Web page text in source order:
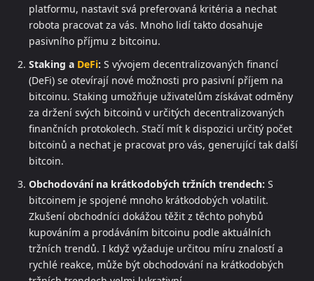
platformu, nastavit svá preferovaná kritéria a nechat
robota pracovat za vás. Mnoho lidí takto dosahuje
pasivního příjmu z bitcoinu.
Staking a DeFi: S vývojem decentralizovaných financí
(DeFi) se otevírají nové možnosti pro pasivní příjem na
bitcoinu. Staking umožňuje uživatelům získávat odměny
za držení svých bitcoinů v určitých decentralizovaných
finančních protokolech. Stačí mít k dispozici určitý počet
bitcoinů a nechat je pracovat pro vás, generující tak další
bitcoin.
Obchodování na krátkodobých tržních trendech: S
bitcoinem je spojené mnoho krátkodobých volatilit.
Zkušení obchodníci dokážou těžit z těchto pohybů
kupováním a prodáváním bitcoinu podle aktuálních
tržních trendů. I když vyžaduje určitou míru znalostí a
rychlé reakce, může být obchodování na krátkodobých